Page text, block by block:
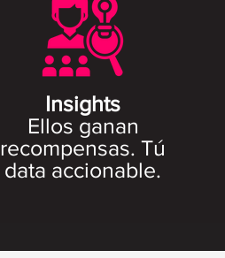
Insights
Ellos ganan
recompensas. Tú
data accionable.